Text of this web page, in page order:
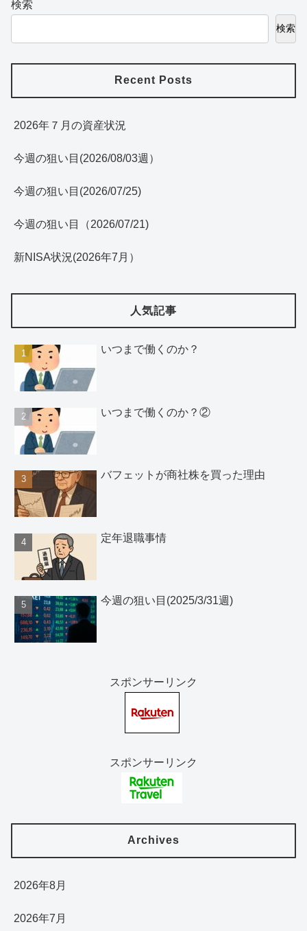
検索
検索
Recent Posts
2026年７月の資産状況
今週の狙い目(2026/08/03週）
今週の狙い目(2026/07/25)
今週の狙い目（2026/07/21)
新NISA状況(2026年7月）
人気記事
いつまで働くのか？
いつまで働くのか？②
バフェットが商社株を買った理由
定年退職事情
今週の狙い目(2025/3/31週)
スポンサーリンク
スポンサーリンク
Archives
2026年8月
2026年7月